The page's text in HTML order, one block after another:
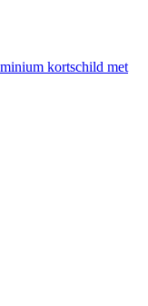
kortschild met